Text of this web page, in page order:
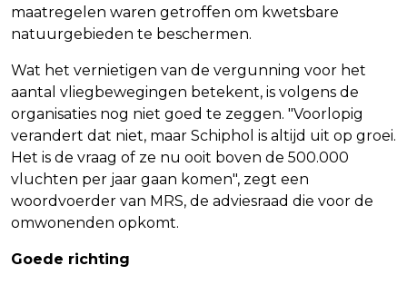
maatregelen waren getroffen om kwetsbare
natuurgebieden te beschermen.
Wat het vernietigen van de vergunning voor het
aantal vliegbewegingen betekent, is volgens de
organisaties nog niet goed te zeggen. "Voorlopig
verandert dat niet, maar Schiphol is altijd uit op groei.
Het is de vraag of ze nu ooit boven de 500.000
vluchten per jaar gaan komen", zegt een
woordvoerder van MRS, de adviesraad die voor de
omwonenden opkomt.
Goede richting